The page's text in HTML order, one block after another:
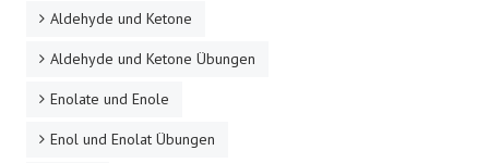
Aldehyde und Ketone
Aldehyde und Ketone Übungen
Enolate und Enole
Enol und Enolat Übungen